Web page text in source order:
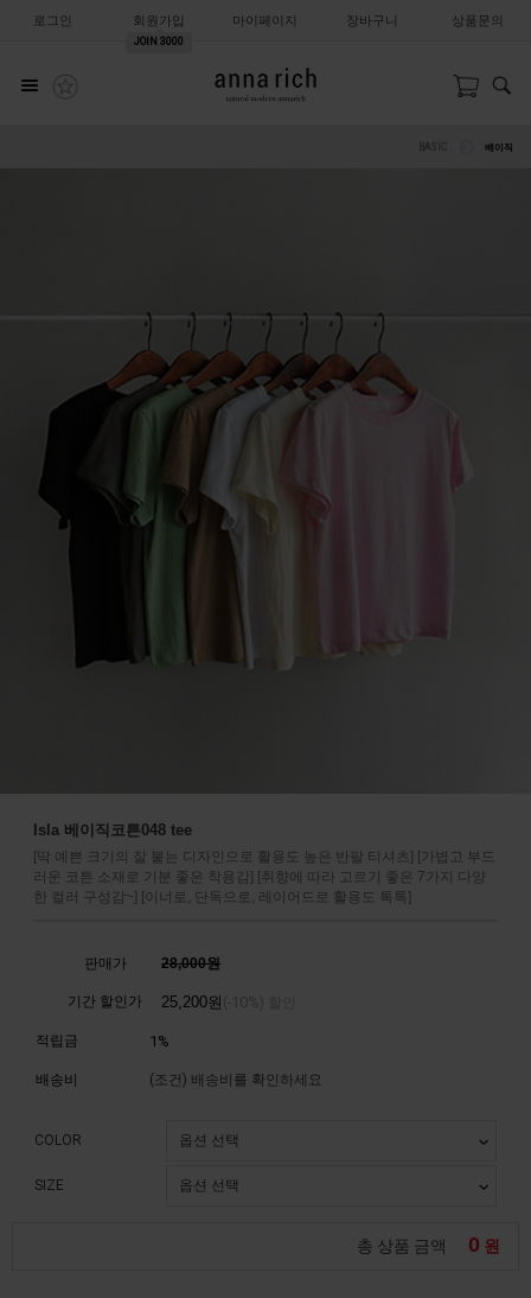
로그인 회원가입
JOIN 3000
마이페이지 장바구니 상품문의
베이직
Isla 베이직코튼048 tee
[딱 예쁜 크기의 잘 붙는 디자인으로 활용도 높은 반팔 티셔츠] [가볍고 부드
러운 코튼 소재로 기분 좋은 착용감] [취향에 따라 고르기 좋은 7가지 다양
한 컬러 구성감~] [이너로, 단독으로, 레이어드로 활용도 톡톡]
판매가 28,000원
기간 할인가 25,200원
적립금 1%
배송비 (조건) 배송비를 확인하세요
COLOR
SIZE
총 상품 금액 0 원